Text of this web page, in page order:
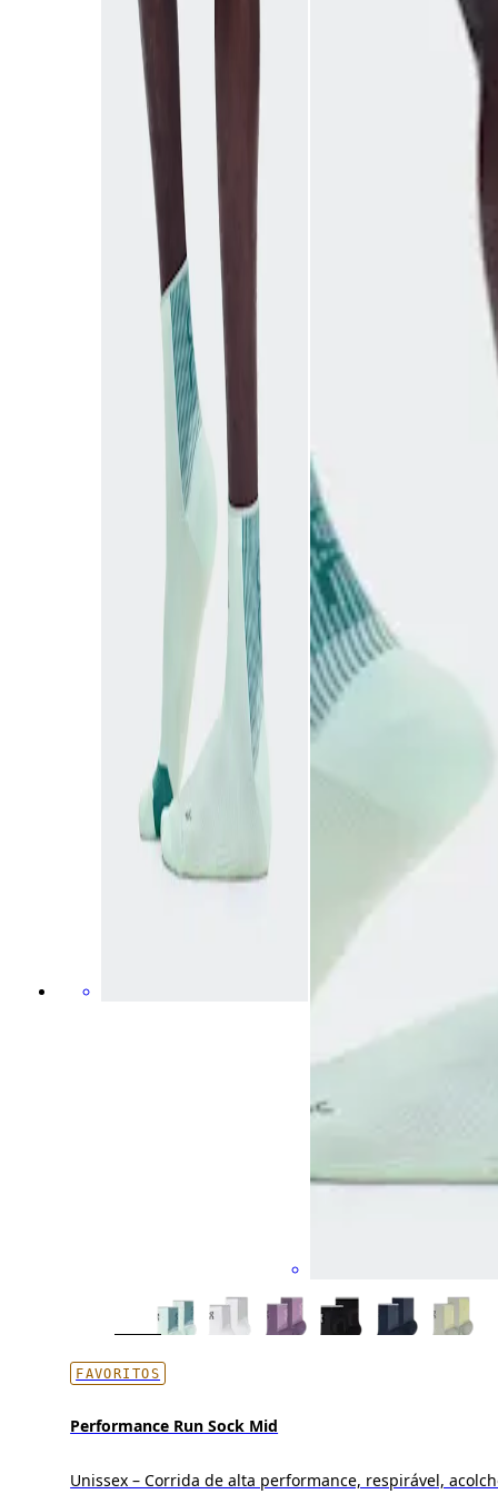
FAVORITOS
Performance Run Sock Mid
Unissex – Corrida de alta performance, respirável,